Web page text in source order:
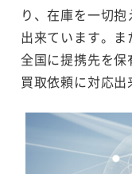
り、在庫を一切
出来ています。
全国に提携先を
買取依頼に対応出